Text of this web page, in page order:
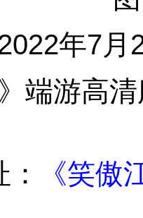
年7月
端游高
《笑